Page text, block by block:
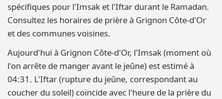
spécifiques pour l'Imsak et l'Iftar durant le Ramadan.
Consultez les horaires de prière à Grignon Côte-d'Or
et des communes voisines.
Aujourd'hui à Grignon Côte-d'Or, l'Imsak (moment où
l'on arrête de manger avant le jeûne) est estimé à
04:31. L'Iftar (rupture du jeûne, correspondant au
coucher du soleil) coïncide avec l'heure de la prière du